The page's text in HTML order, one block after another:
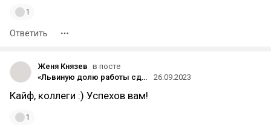
1
Ответить
Женя Князев в посте
«Львиную долю работы сделали и часть команды освободили»: как мы делаем редизайн Mindbox
26.09.2023
Кайф, коллеги :) Успехов вам!
1